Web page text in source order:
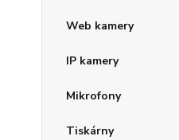
Web kamery
IP kamery
Mikrofony
Tiskárny